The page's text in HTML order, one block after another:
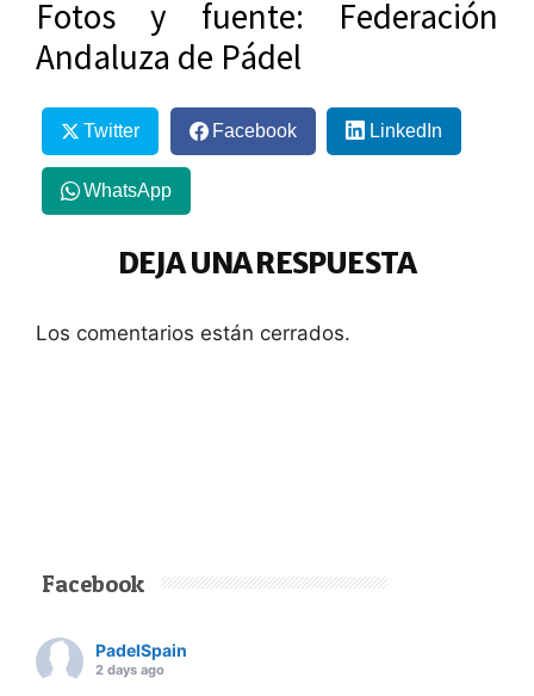
Fotos y fuente: Federación
Andaluza de Pádel
Twitter Facebook LinkedIn
WhatsApp
DEJA UNA RESPUESTA
Los comentarios están cerrados.
Facebook
PadelSpain
2 days ago